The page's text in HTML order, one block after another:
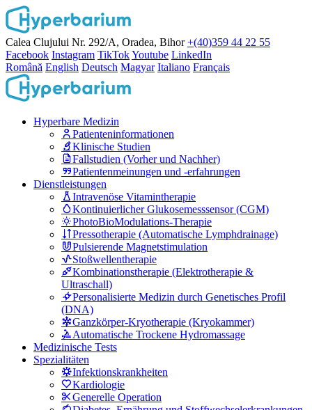
Calea Clujului Nr. 292/A, Oradea, Bihor +(40)359 44 22 55
Facebook Instagram TikTokYoutube LinkedIn
Română English Deutsch Magyar Italiano Français
Hyperbare Medizin
Patienteninformationen
Klinische Studien
Fallstudien (Vorher und Nachher)
Patientenmeinungen und -erfahrungen
Dienstleistungen
Intravenöse Vitamintherapie
Kontinuierlicher Glukosemesssensor (CGM)
PhotoBioModulations-Therapie
Pressotherapie (Automatische Lymphdrainage)
Pulsierende Magnetstimulation
Stoßwellentherapie
Kombinationstherapie (Elektrotherapie &
Ultraschall)
Personalisierte Medizin durch Genetisches Profil
(DNA)
Ganzkörper-Kryotherapie (Kryokammer)
Automatische Trockene Hydromassage
Medizinische Tests
Spezialitäten
Infektionskrankheiten
Kardiologie
Generelle Operation